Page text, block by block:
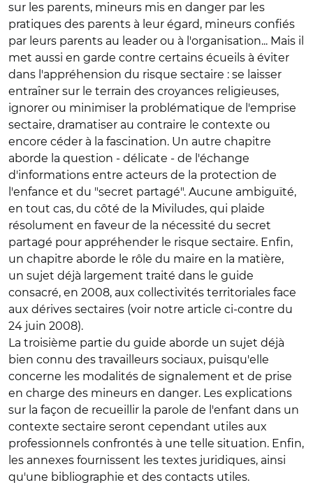
sur les parents, mineurs mis en danger par les
pratiques des parents à leur égard, mineurs confiés
par leurs parents au leader ou à l'organisation... Mais il
met aussi en garde contre certains écueils à éviter
dans l'appréhension du risque sectaire : se laisser
entraîner sur le terrain des croyances religieuses,
ignorer ou minimiser la problématique de l'emprise
sectaire, dramatiser au contraire le contexte ou
encore céder à la fascination. Un autre chapitre
aborde la question - délicate - de l'échange
d'informations entre acteurs de la protection de
l'enfance et du "secret partagé". Aucune ambiguïté,
en tout cas, du côté de la Miviludes, qui plaide
résolument en faveur de la nécessité du secret
partagé pour appréhender le risque sectaire. Enfin,
un chapitre aborde le rôle du maire en la matière,
un sujet déjà largement traité dans le guide
consacré, en 2008, aux collectivités territoriales face
aux dérives sectaires (voir notre article ci-contre du
24 juin 2008).
La troisième partie du guide aborde un sujet déjà
bien connu des travailleurs sociaux, puisqu'elle
concerne les modalités de signalement et de prise
en charge des mineurs en danger. Les explications
sur la façon de recueillir la parole de l'enfant dans un
contexte sectaire seront cependant utiles aux
professionnels confrontés à une telle situation. Enfin,
les annexes fournissent les textes juridiques, ainsi
qu'une bibliographie et des contacts utiles.